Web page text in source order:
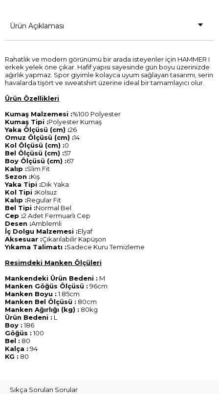
Ürün Açıklaması
Rahatlık ve modern görünümü bir arada isteyenler için HAMMER I
erkek yelek öne çıkar. Hafif yapısı sayesinde gün boyu üzerinizde
ağırlık yapmaz. Spor giyimle kolayca uyum sağlayan tasarımı, serin
havalarda tişört ve sweatshirt üzerine ideal bir tamamlayıcı olur.
Ürün Özellikleri
Kumaş Malzemesi :%100 Polyester
Kumaş Tipi :Polyester Kumaş
Yaka Ölçüsü (cm) :26
Omuz Ölçüsü (cm) :14
Kol Ölçüsü (cm) :0
Bel Ölçüsü (cm) :57
Boy Ölçüsü (cm) :67
Kalıp :Slim Fit
Sezon :Kış
Yaka Tipi :Dik Yaka
Kol Tipi :Kolsuz
Kalıp :Regular Fit
Bel Tipi :Normal Bel
Cep :2 Adet Fermuarlı Cep
Desen :Amblemli
İç Dolgu Malzemesi :Elyaf
Aksesuar :Çıkarılabilir Kapüşon
Yıkama Talimatı :Sadece Kuru Temizleme
Resimdeki Manken Ölçüleri
Mankendeki Ürün Bedeni : M
Manken Göğüs Ölçüsü : 96cm
Manken Boyu :1.85cm
Manken Bel Ölçüsü : 80cm
Manken Ağırlığı (kg) : 80kg
Ürün Bedeni : L
Boy :186
Göğüs :100
Bel : 80
Kalça : 94
KG : 80
Sıkça Sorulan Sorular